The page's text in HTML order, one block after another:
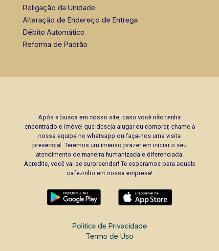
Religação da Unidade
Alteração de Endereço de Entrega
Débito Automático
Reforma de Padrão
Após a busca em nosso site, caso você não tenha
encontrado o imóvel que deseja alugar ou comprar, chame a
nossa equipe no whatsapp ou faça-nos uma visita
presencial. Teremos um imenso prazer em iniciar o seu
atendimento de maneira humanizada e diferenciada.
Acredite, você vai se surpreender! Te esperamos para aquele
cafezinho em nossa empresa!
Política de Privacidade
Termo de Uso